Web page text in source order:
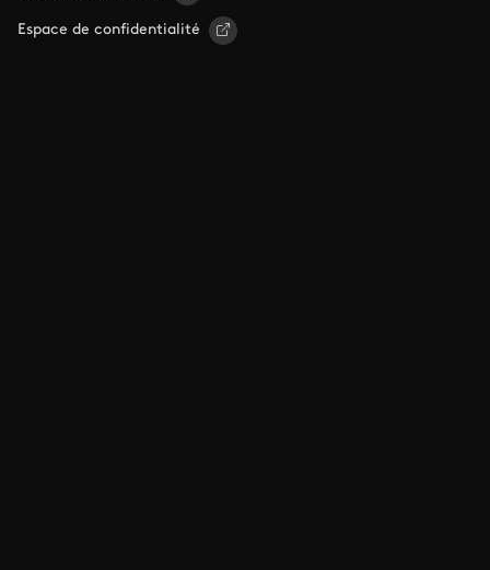
Espace de confidentialité